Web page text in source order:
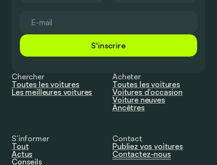
S'inscrire
Chercher
Toutes les voitures
Les meilleures voitures
Acheter
Toutes les voitures
Voitures d’occasion
Voiture neuves
Ancêtres
S’informer
Tout
Actus
Conseils
Contact
Publiez vos voitures
Contactez-nous